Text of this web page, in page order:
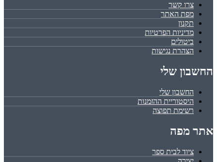
צרו קשר
מפת האתר
תקנון
מדיניות הפרטיות
ביטולים
הצהרת נגישות
החשבון שלי
החשבון שלי
היסטוריית ההזמנות
רשימת תפוצה
אתר מפה
ציוד לבית ספר